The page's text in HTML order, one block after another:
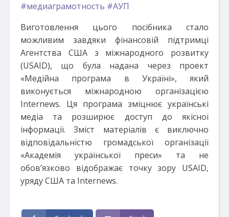
#медиаграмотность #АУП
Виготовлення цього посібника стало
можливим завдяки фінансовій підтримці
Агентства США з міжнародного розвитку
(USAID), що була надана через проект
«Медійна програма в Україні», який
виконується міжнародною організацією
Internews. Ця програма зміцнює українські
медіа та розширює доступ до якісної
інформації. Зміст матеріалів є виключно
відповідальністю громадської організації
«Академія української преси» та не
обов’язково відображає точку зору USAID,
уряду США та Internews.